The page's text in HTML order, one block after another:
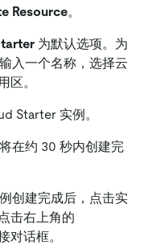
Resource。
为默认选项。为
入一个名称，选择云
区。
Starter 实例。
在约 30 秒内创建完
创建完成后，点击实
击右上角的
对话框。